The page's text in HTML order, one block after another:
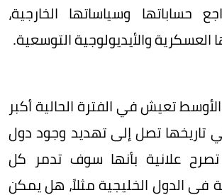
حساباتها وسياساتها الخارجية،
والأيديولوجية التوسعية.
تعيش في الفترة الحالية أكبر
تاريخها تصل إلى تهديد وجود دول
علانية بأنها سوف تدمر كل
في الدول الخليجية مثلاً، هل يمكن